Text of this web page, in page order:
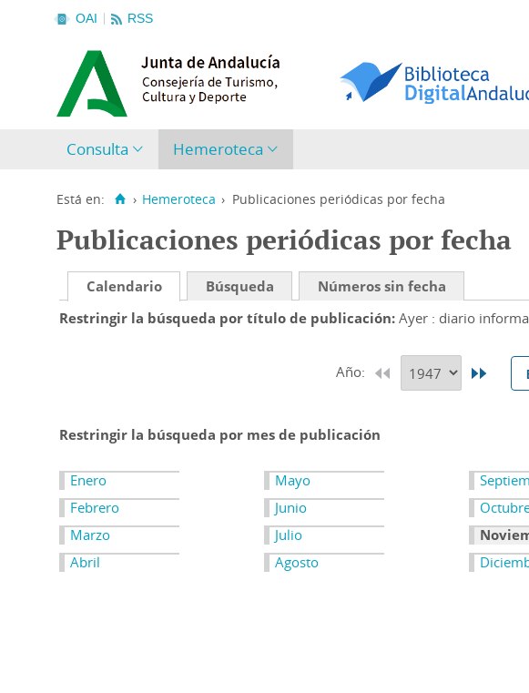
OAI RSS
Consulta Hemeroteca
Está en: › Hemeroteca › Publicaciones periódicas por fecha
Publicaciones periódicas por fecha
Calendario Búsqueda
Números sin fecha
Restringir la búsqueda por título de publicación Ayer : diario
Año:
Restringir la búsqueda por mes de publicación
Enero
Febrero
Marzo
Abril
Mayo
Junio
Julio
Agosto